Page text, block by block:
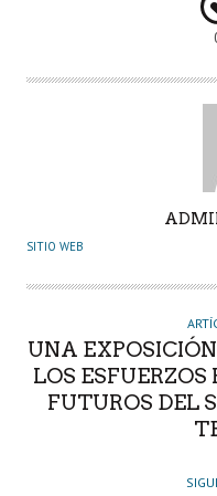
U
O
SITIO WEB
UNA
LOS ESFUERZOS
FUTUROS DEL